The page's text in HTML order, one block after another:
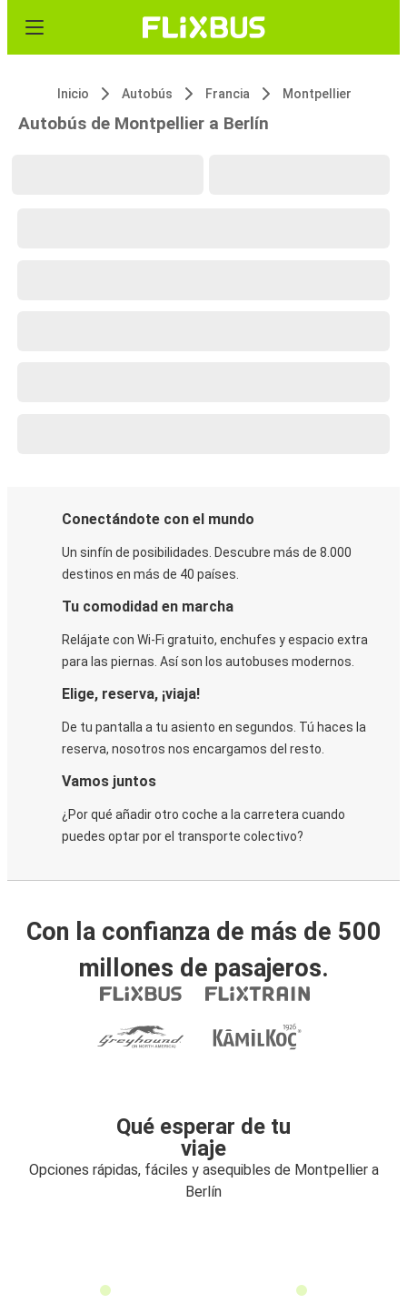
Inicio Autobús Francia Montpellier
Autobús de Montpellier a Berlín
Conectándote con el mundo
Un sinfín de posibilidades. Descubre más de 8.000
destinos en más de 40 países.
Tu comodidad en marcha
Relájate con Wi-Fi gratuito, enchufes y espacio extra
para las piernas. Así son los autobuses modernos.
Elige, reserva, ¡viaja!
De tu pantalla a tu asiento en segundos. Tú haces la
reserva, nosotros nos encargamos del resto.
Vamos juntos
¿Por qué añadir otro coche a la carretera cuando
puedes optar por el transporte colectivo?
Con la confianza de más de 500
millones de pasajeros.
Qué esperar de tu
viaje
Opciones rápidas, fáciles y asequibles de Montpellier a
Berlín